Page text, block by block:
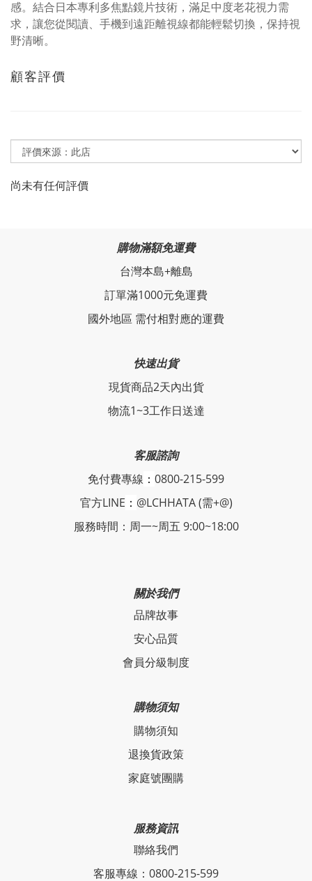
感。結合日本專利多焦點鏡片技術，滿足中度老花視力需
求，讓您從閱讀、手機到遠距離視線都能輕鬆切換，保持視
野清晰。
顧客評價
尚未有任何評價
購物滿額免運費
台灣本島+離島
訂單滿1000元免運費
國外地區 需付相對應的運費
快速出貨
現貨商品2天內出貨
物流1~3工作日送達
客服諮詢
免付費專線 ： 0800-215-599
官方LINE ： @LCHHATA (需+@)
服務時間：周一~周五 9:00~18:00
關於我們
品牌故事
安心品質
會員分級制度
購物須知
購物須知
退換貨政策
家庭號團購
服務資訊
聯絡我們
客服專線：0800-215-599